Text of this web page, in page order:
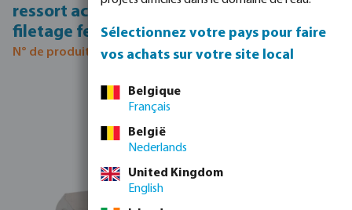
ressort acier inoxydable 316 1 1/2"
filetage femelle 40bar
N° de produit 0080296
Ignorer la galerie d'images
Sélectionnez votre pays pour faire
vos achats sur votre site local
Belgique
Français
België
Nederlands
United Kingdom
English